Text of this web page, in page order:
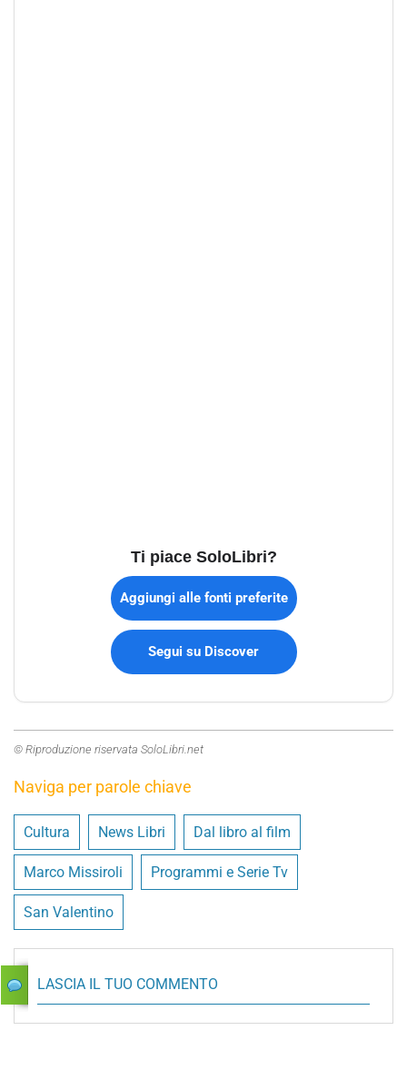
Ti piace SoloLibri?
Aggiungi alle fonti preferite
Segui su Discover
© Riproduzione riservata SoloLibri.net
Naviga per parole chiave
Cultura News Libri Dal libro al film
Marco Missiroli Programmi e Serie Tv
San Valentino
LASCIA IL TUO COMMENTO